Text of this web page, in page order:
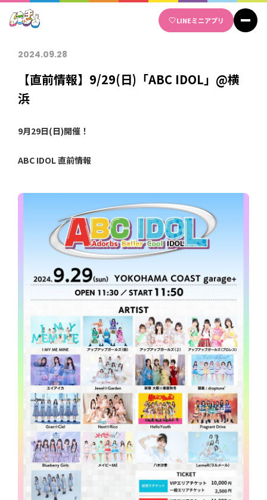
LINEミニアプリ
2024.09.28
【直前情報】9/29(日)「ABC IDOL」@横
浜
9月29日(日)開催！
ABC IDOL 直前情報